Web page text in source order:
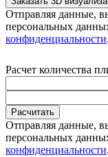
Отправляя данные,
персональных
конфиденциальности.
Расчет количества
Расчитать
Отправляя данные,
персональных
конфиденциальности.